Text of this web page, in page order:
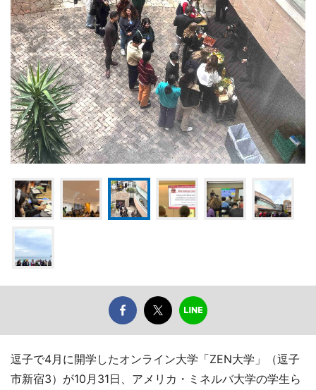
逗子で4月に開学したオンライン大学「ZEN大学」（逗子
市新宿3）が10月31日、アメリカ・ミネルバ大学の学生ら